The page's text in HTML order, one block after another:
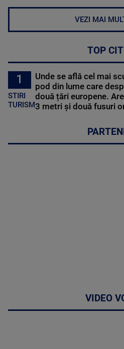
VEZI MAI
TOP
1
STIRI
TURISM
Unde se află cel mai
pod din lume care
două țări europene.
3 metri și două fusuri
VIDEO